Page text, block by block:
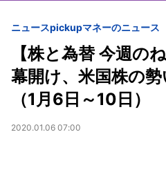
ニュースpickupマネーのニュース
【株と為替 今週の
幕開け、米国株の
（1月6日～10日）
2020.01.06 07:00